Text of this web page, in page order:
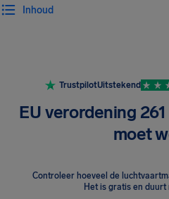
Inhoud
TrustpilotUitstekend
EU verordening
moet
Controleer hoeveel de
Het is gratis en duurt